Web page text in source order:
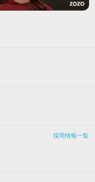
採用情報一覧